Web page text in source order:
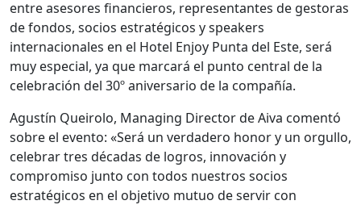
entre asesores financieros, representantes de gestoras
de fondos, socios estratégicos y speakers
internacionales en el Hotel Enjoy Punta del Este, será
muy especial, ya que marcará el punto central de la
celebración del 30º aniversario de la compañía.
Agustín Queirolo, Managing Director de Aiva comentó
sobre el evento: «Será un verdadero honor y un orgullo,
celebrar tres décadas de logros, innovación y
compromiso junto con todos nuestros socios
estratégicos en el objetivo mutuo de servir con